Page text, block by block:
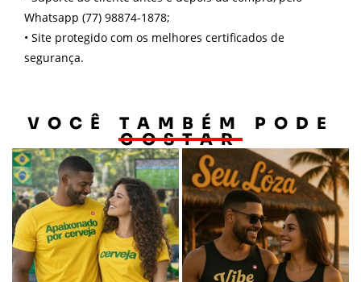
Whatsapp (77) 98874-1878;
• Site protegido com os melhores certificados de
segurança.
VOCÊ TAMBÉM PODE
GOSTAR